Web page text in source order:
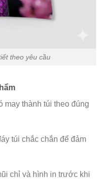
theo yêu cầu
may thành túi theo đúng
túi chắc chắn để đảm
chỉ và hình in trước khi